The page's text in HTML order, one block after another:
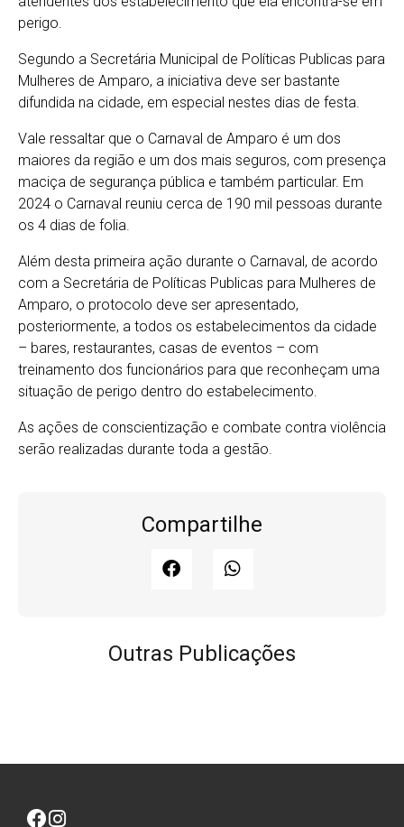
perigo.
Segundo a Secretária Municipal de Políticas Publicas para
Mulheres de Amparo, a iniciativa deve ser bastante
difundida na cidade, em especial nestes dias de festa.
Vale ressaltar que o Carnaval de Amparo é um dos
maiores da região e um dos mais seguros, com presença
maciça de segurança pública e também particular. Em
2024 o Carnaval reuniu cerca de 190 mil pessoas durante
os 4 dias de folia.
Além desta primeira ação durante o Carnaval, de acordo
com a Secretária de Políticas Publicas para Mulheres de
Amparo, o protocolo deve ser apresentado,
posteriormente, a todos os estabelecimentos da cidade
– bares, restaurantes, casas de eventos – com
treinamento dos funcionários para que reconheçam uma
situação de perigo dentro do estabelecimento.
As ações de conscientização e combate contra violência
serão realizadas durante toda a gestão.
Compartilhe
Outras Publicações